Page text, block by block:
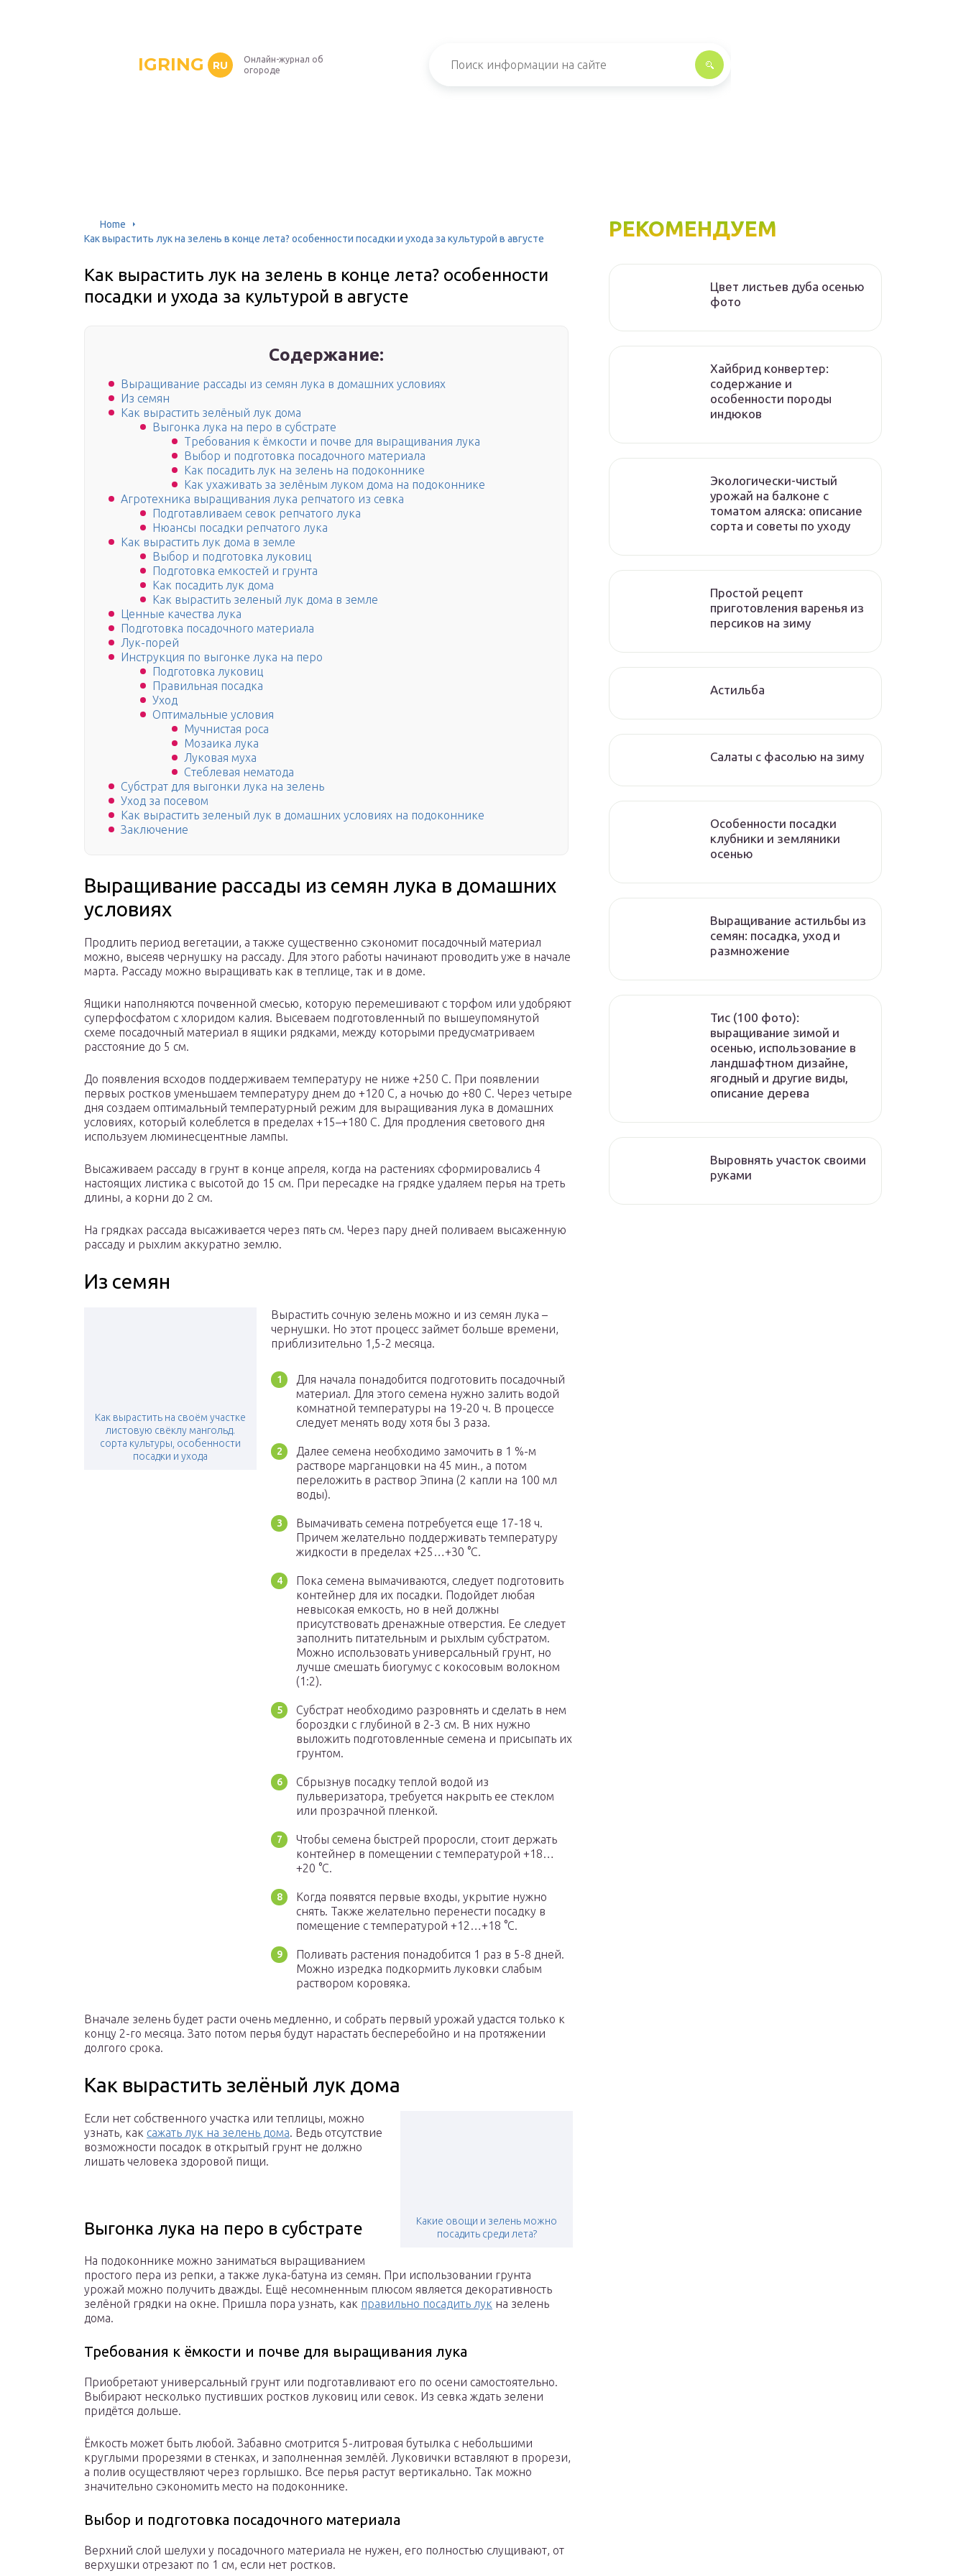
IGRING RU
Онлайн-журнал об
огороде
Home
Как вырастить лук на зелень в конце лета? особенности посадки и ухода за культурой в августе
Как вырастить лук на зелень в конце лета? особенности
посадки и ухода за культурой в августе
Содержание:
Выращивание рассады из семян лука в домашних условиях
Из семян
Как вырастить зелёный лук дома
Выгонка лука на перо в субстрате
Требования к ёмкости и почве для выращивания лука
Выбор и подготовка посадочного материала
Как посадить лук на зелень на подоконнике
Как ухаживать за зелёным луком дома на подоконнике
Агротехника выращивания лука репчатого из севка
Подготавливаем севок репчатого лука
Нюансы посадки репчатого лука
Как вырастить лук дома в земле
Выбор и подготовка луковиц
Подготовка емкостей и грунта
Как посадить лук дома
Как вырастить зеленый лук дома в земле
Ценные качества лука
Подготовка посадочного материала
Лук-порей
Инструкция по выгонке лука на перо
Подготовка луковиц
Правильная посадка
Уход
Оптимальные условия
Мучнистая роса
Мозаика лука
Луковая муха
Стеблевая нематода
Субстрат для выгонки лука на зелень
Уход за посевом
Как вырастить зеленый лук в домашних условиях на подоконнике
Заключение
Выращивание рассады из семян лука в домашних
условиях
Продлить период вегетации, а также существенно сэкономит посадочный материал
можно, высеяв чернушку на рассаду. Для этого работы начинают проводить уже в начале
марта. Рассаду можно выращивать как в теплице, так и в доме.
Ящики наполняются почвенной смесью, которую перемешивают с торфом или удобряют
суперфосфатом с хлоридом калия. Высеваем подготовленный по вышеупомянутой
схеме посадочный материал в ящики рядками, между которыми предусматриваем
расстояние до 5 см.
До появления всходов поддерживаем температуру не ниже +250 С. При появлении
первых ростков уменьшаем температуру днем до +120 С, а ночью до +80 С. Через четыре
дня создаем оптимальный температурный режим для выращивания лука в домашних
условиях, который колеблется в пределах +15–+180 С. Для продления светового дня
используем люминесцентные лампы.
Высаживаем рассаду в грунт в конце апреля, когда на растениях сформировались 4
настоящих листика с высотой до 15 см. При пересадке на грядке удаляем перья на треть
длины, а корни до 2 см.
На грядках рассада высаживается через пять см. Через пару дней поливаем высаженную
рассаду и рыхлим аккуратно землю.
Из семян
Как вырастить на своём участке
листовую свёклу мангольд.
сорта культуры, особенности
посадки и ухода
Вырастить сочную зелень можно и из семян лука –
чернушки. Но этот процесс займет больше времени,
приблизительно 1,5-2 месяца.
Для начала понадобится подготовить посадочный
материал. Для этого семена нужно залить водой
комнатной температуры на 19-20 ч. В процессе
следует менять воду хотя бы 3 раза.
Далее семена необходимо замочить в 1 %-м
растворе марганцовки на 45 мин., а потом
переложить в раствор Эпина (2 капли на 100 мл
воды).
Вымачивать семена потребуется еще 17-18 ч.
Причем желательно поддерживать температуру
жидкости в пределах +25…+30 °C.
Пока семена вымачиваются, следует подготовить
контейнер для их посадки. Подойдет любая
невысокая емкость, но в ней должны
присутствовать дренажные отверстия. Ее следует
заполнить питательным и рыхлым субстратом.
Можно использовать универсальный грунт, но
лучше смешать биогумус с кокосовым волокном
(1:2).
Субстрат необходимо разровнять и сделать в нем
бороздки с глубиной в 2-3 см. В них нужно
выложить подготовленные семена и присыпать их
грунтом.
Сбрызнув посадку теплой водой из
пульверизатора, требуется накрыть ее стеклом
или прозрачной пленкой.
Чтобы семена быстрей проросли, стоит держать
контейнер в помещении с температурой +18…
+20 °C.
Когда появятся первые входы, укрытие нужно
снять. Также желательно перенести посадку в
помещение с температурой +12…+18 °C.
Поливать растения понадобится 1 раз в 5-8 дней.
Можно изредка подкормить луковки слабым
раствором коровяка.
Вначале зелень будет расти очень медленно, и собрать первый урожай удастся только к
концу 2-го месяца. Зато потом перья будут нарастать бесперебойно и на протяжении
долгого срока.
Как вырастить зелёный лук дома
Какие овощи и зелень можно
посадить среди лета?
Если нет собственного участка или теплицы, можно
узнать, как сажать лук на зелень дома. Ведь отсутствие
возможности посадок в открытый грунт не должно
лишать человека здоровой пищи.
Выгонка лука на перо в субстрате
На подоконнике можно заниматься выращиванием
простого пера из репки, а также лука-батуна из семян. При использовании грунта
урожай можно получить дважды. Ещё несомненным плюсом является декоративность
зелёной грядки на окне. Пришла пора узнать, как правильно посадить лук на зелень
дома.
Требования к ёмкости и почве для выращивания лука
Приобретают универсальный грунт или подготавливают его по осени самостоятельно.
Выбирают несколько пустивших ростков луковиц или севок. Из севка ждать зелени
придётся дольше.
Ёмкость может быть любой. Забавно смотрится 5-литровая бутылка с небольшими
круглыми прорезями в стенках, и заполненная землёй. Луковички вставляют в прорези,
а полив осуществляют через горлышко. Все перья растут вертикально. Так можно
значительно сэкономить место на подоконнике.
Выбор и подготовка посадочного материала
Верхний слой шелухи у посадочного материала не нужен, его полностью слущивают, от
верхушки отрезают по 1 см, если нет ростков.
РЕКОМЕНДУЕМ
Цвет листьев дуба осенью
фото
Хайбрид конвертер:
содержание и
особенности породы
индюков
Экологически-чистый
урожай на балконе с
томатом аляска: описание
сорта и советы по уходу
Простой рецепт
приготовления варенья из
персиков на зиму
Астильба
Салаты с фасолью на зиму
Особенности посадки
клубники и земляники
осенью
Выращивание астильбы из
семян: посадка, уход и
размножение
Тис (100 фото):
выращивание зимой и
осенью, использование в
ландшафтном дизайне,
ягодный и другие виды,
описание дерева
Выровнять участок своими
руками